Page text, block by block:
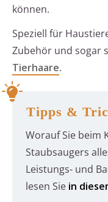
können.
Speziell für
Zubehör und sogar
Tierhaare.
Tipps &
Worauf Sie beim
Staubsaugers
Leistungs- und
lesen Sie in